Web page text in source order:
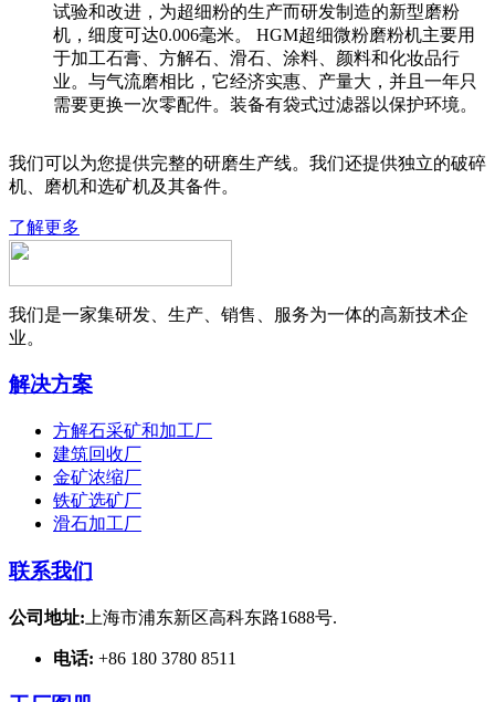
试验和改进，为超细粉的生产而研发制造的新型磨粉
机，细度可达0.006毫米。 HGM超细微粉磨粉机主要用
于加工石膏、方解石、滑石、涂料、颜料和化妆品行
业。与气流磨相比，它经济实惠、产量大，并且一年只
需要更换一次零配件。装备有袋式过滤器以保护环境。
我们可以为您提供完整的研磨生产线。我们还提供独立的破碎
机、磨机和选矿机及其备件。
了解更多
我们是一家集研发、生产、销售、服务为一体的高新技术企
业。
解决方案
方解石采矿和加工厂
建筑回收厂
金矿浓缩厂
铁矿选矿厂
滑石加工厂
联系我们
公司地址: 上海市浦东新区高科东路1688号.
电话: +86 180 3780 8511